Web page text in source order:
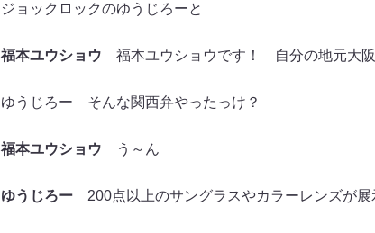
ジョックロックのゆうじろーと
福本ユウショウ 福本ユウショウです！ 自分の地元大阪
ゆうじろー そんな関西弁やったっけ？
福本ユウショウ う～ん
ゆうじろー200点以上のサングラスやカラーレンズが展